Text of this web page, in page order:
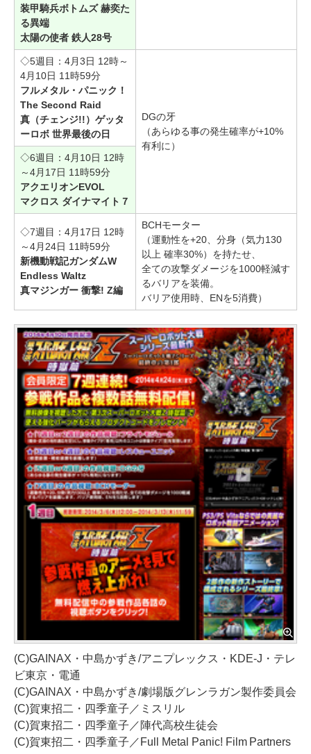
装甲騎兵ボトムズ 赫奕た
る異端
太陽の使者 鉄人28号
◇5週目：4月3日 12時～
4月10日 11時59分
フルメタル・パニック！
The Second Raid
真（チェンジ!!）ゲッタ
ーロボ 世界最後の日
DGの牙
（あらゆる事の発生確率が+10%
有利に）
◇6週目：4月10日 12時
～4月17日 11時59分
アクエリオンEVOL
マクロス ダイナマイト７
◇7週目：4月17日 12時
～4月24日 11時59分
新機動戦記ガンダムW
Endless Waltz
真マジンガー 衝撃! Z編
BCHモーター
（運動性を+20、分身（気力130
以上 確率30%）を持たせ、
全ての攻撃ダメージを1000軽減す
るバリアを装備。
バリア使用時、ENを5消費）
(C)GAINAX・中島かずき/アニプレックス・KDE-J・テレ
ビ東京・電通
(C)GAINAX・中島かずき/劇場版グレンラガン製作委員会
(C)賀東招二・四季童子／ミスリル
(C)賀東招二・四季童子／陣代高校生徒会
(C)賀東招二・四季童子／Full Metal Panic! Film Partners